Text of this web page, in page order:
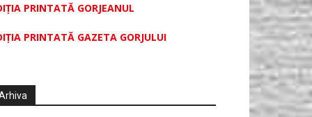
PRINTATĂ GORJEANUL
PRINTATĂ GAZETA GORJULUI